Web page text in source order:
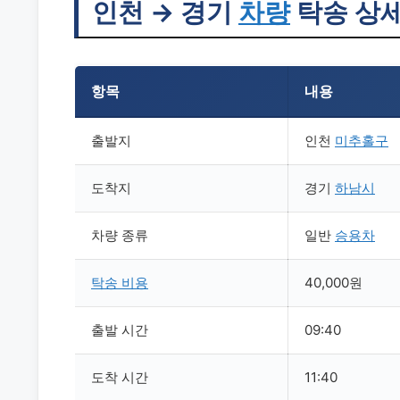
인천 → 경기 차량탁송 상
항목 내용
출발지 인천 미추홀구
도착지 경기 하남시
차량 종류 일반 승용차
탁송 비용 40,000원
출발 시간 09:40
도착 시간 11:40